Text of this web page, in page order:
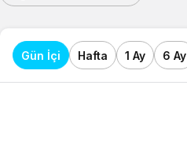
Gün İçi Hafta 1 Ay 6 Ay